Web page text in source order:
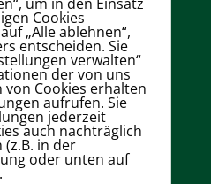
Tennisvereine
Mannschaften in
Herren und
Cookies
„Alle ablehnen“,
entscheiden. Sie
verwalten“
der von uns
Cookies erhalten
aufrufen. Sie
jederzeit
auch nachträglich
in der
oder unten auf